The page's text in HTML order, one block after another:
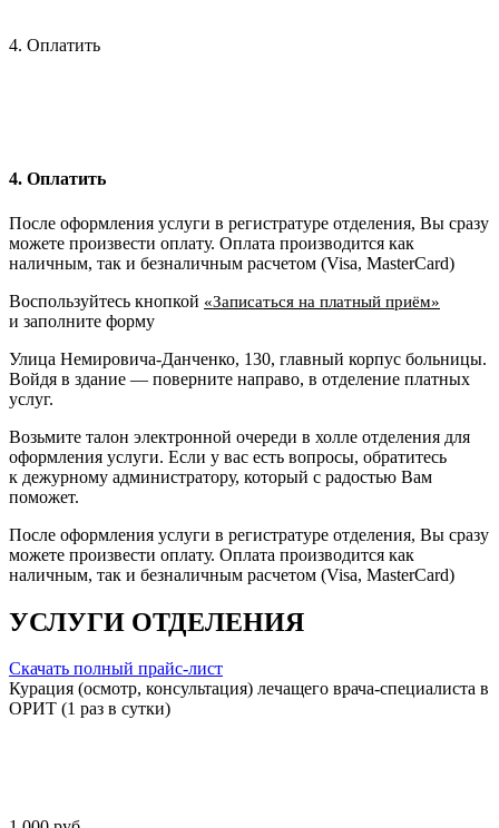
4. Оплатить
4. Оплатить
После оформления услуги в регистратуре отделения, Вы сразу
можете произвести оплату. Оплата производится как
наличным, так и безналичным расчетом (Visa, MasterCard)
Воспользуйтесь кнопкой «Записаться на платный приём»
и заполните форму
Улица Немировича-Данченко, 130, главный корпус больницы.
Войдя в здание — поверните направо, в отделение платных
услуг.
Возьмите талон электронной очереди в холле отделения для
оформления услуги. Если у вас есть вопросы, обратитесь
к дежурному администратору, который с радостью Вам
поможет.
После оформления услуги в регистратуре отделения, Вы сразу
можете произвести оплату. Оплата производится как
наличным, так и безналичным расчетом (Visa, MasterCard)
УСЛУГИ ОТДЕЛЕНИЯ
Скачать полный прайс-лист
Курация (осмотр, консультация) лечащего врача-специалиста в
ОРИТ (1 раз в сутки)